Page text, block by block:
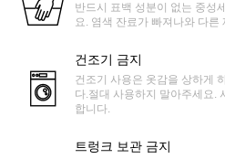
반드시 표백 성분이 없는 중성
요. 염색 잔료가 빠져나와 다
건조기 금지
건조기 사용은 옷감을 상하게
다.절대 사용하지 말아주세요.
합니다.
트렁크 보관 금지